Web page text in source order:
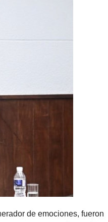
de emociones, fueron